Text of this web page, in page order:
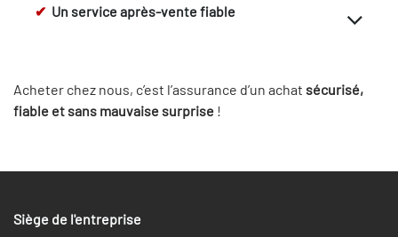
✔ Un service après-vente fiable
Acheter chez nous, c’est l’assurance d’un achat sécurisé,
fiable et sans mauvaise surprise !
Siège de l'entreprise